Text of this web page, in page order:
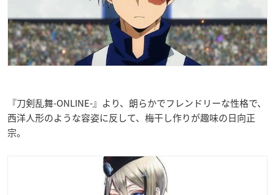
『刀剣乱舞-ONLINE-』より、朗らかでフレンドリーな性格で、
西洋人形のような容姿に反して、梅干し作りが趣味の日向正
宗。